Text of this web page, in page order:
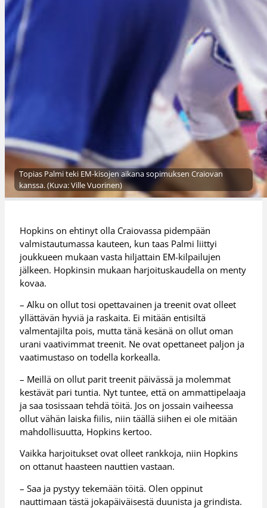
Topias Palmi teki EM-kisojen aikana sopimuksen Craiovan
kanssa. (Kuva: Ville Vuorinen)
Hopkins on ehtinyt olla Craiovassa pidempään
valmistautumassa kauteen, kun taas Palmi liittyi
joukkueen mukaan vasta hiljattain EM-kilpailujen
jälkeen. Hopkinsin mukaan harjoituskaudella on menty
kovaa.
– Alku on ollut tosi opettavainen ja treenit ovat olleet
yllättävän hyviä ja raskaita. Ei mitään entisiltä
valmentajilta pois, mutta tänä kesänä on ollut oman
urani vaativimmat treenit. Ne ovat opettaneet paljon ja
vaatimustaso on todella korkealla.
– Meillä on ollut parit treenit päivässä ja molemmat
kestävät pari tuntia. Nyt tuntee, että on ammattipelaaja
ja saa tosissaan tehdä töitä. Jos on jossain vaiheessa
ollut vähän laiska fiilis, niin täällä siihen ei ole mitään
mahdollisuutta, Hopkins kertoo.
Vaikka harjoitukset ovat olleet rankkoja, niin Hopkins
on ottanut haasteen nauttien vastaan.
– Saa ja pystyy tekemään töitä. Olen oppinut
nauttimaan tästä jokapäiväisestä duunista ja grindista.